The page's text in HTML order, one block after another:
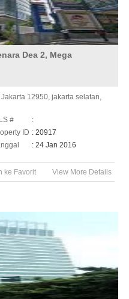
Dea 2, Mega
12950, jakarta selatan,
#
:
ID : 20917
: 24 Jan 2016
ke Favorit View More Details